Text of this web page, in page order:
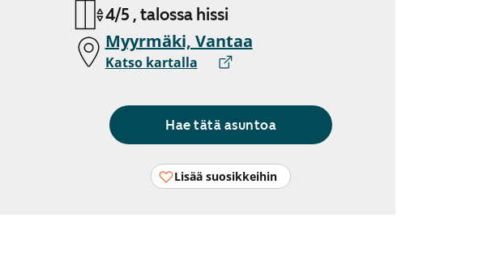
4/5 , talossa hissi
Myyrmäki, Vantaa
Katso kartalla
Hae tätä asuntoa
Lisää suosikkeihin